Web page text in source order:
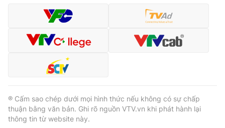
toasoan@vtv.vn
Liên hệ quảng cáo:
® Cấm sao chép dưới mọi hình thức nếu không có sự chấp
thuận bằng văn bản. Ghi rõ nguồn VTV.vn khi phát hành lại
thông tin từ website này.